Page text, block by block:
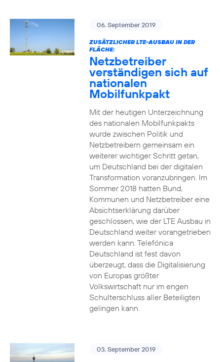
06. September 2019
ZUSÄTZLICHER LTE-AUSBAU IN DER
FLÄCHE:
Netzbetreiber
verständigen sich auf
nationalen
Mobilfunkpakt
Mit der heutigen Unterzeichnung
des nationalen Mobilfunkpakts
wurde zwischen Politik und
Netzbetreibern gemeinsam ein
weiterer wichtiger Schritt getan,
um Deutschland bei der digitalen
Transformation voranzubringen. Im
Sommer 2018 hatten Bund,
Kommunen und Netzbetreiber eine
Absichtserklärung darüber
geschlossen, wie der LTE Ausbau in
Deutschland weiter vorangetrieben
werden kann. Telefónica
Deutschland ist fest davon
überzeugt, dass die Digitalisierung
von Europas größter
Volkswirtschaft nur im engen
Schulterschluss aller Beteiligten
gelingen kann.
03. September 2019